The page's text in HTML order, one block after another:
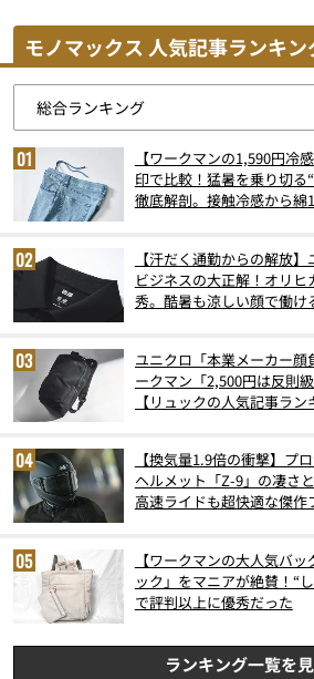
モノマックス 人気記事ランキン
【ワークマンの1,590円冷
印で比較！猛暑を乗り切る
徹底解剖。接触冷感から綿
【汗だく通勤からの解放
ビジネスの大正解！オリ
秀。酷暑も涼しい顔で働け
ユニクロ「本業メーカー
ークマン「2,500円は反則
【リュックの人気記事ラ
【換気量1.9倍の衝撃】プ
ヘルメット「Z-9」の凄さ
高速ライドも超快適な傑作
【ワークマンの大人気バ
ック」をマニアが絶賛！“
で評判以上に優秀だった
ランキング一覧を